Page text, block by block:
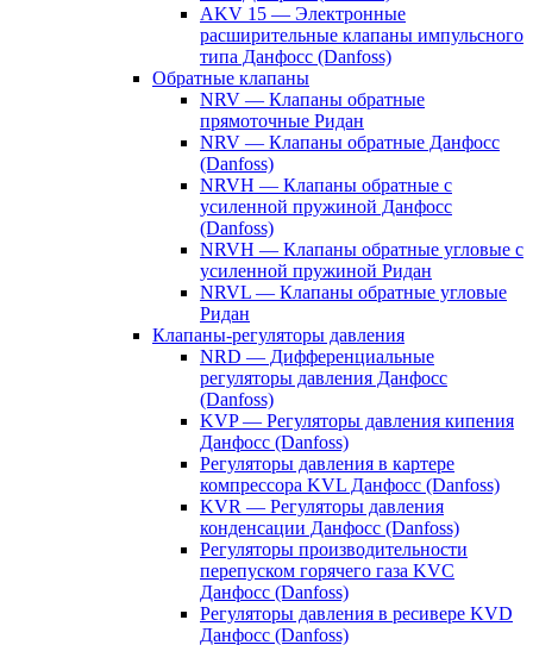
AKV 15 — Электронные
расширительные клапаны импульсного
типа Данфосс (Danfoss)
Обратные клапаны
NRV — Клапаны обратные
прямоточные Ридан
NRV — Клапаны обратные Данфосс
(Danfoss)
NRVH — Клапаны обратные с
усиленной пружиной Данфосс
(Danfoss)
NRVH — Клапаны обратные угловые с
усиленной пружиной Ридан
NRVL — Клапаны обратные угловые
Ридан
Клапаны-регуляторы давления
NRD — Дифференциальные
регуляторы давления Данфосс
(Danfoss)
KVP — Регуляторы давления кипения
Данфосс (Danfoss)
Регуляторы давления в картере
компрессора KVL Данфосс (Danfoss)
KVR — Регуляторы давления
конденсации Данфосс (Danfoss)
Регуляторы производительности
перепуском горячего газа KVC
Данфосс (Danfoss)
Регуляторы давления в ресивере KVD
Данфосс (Danfoss)